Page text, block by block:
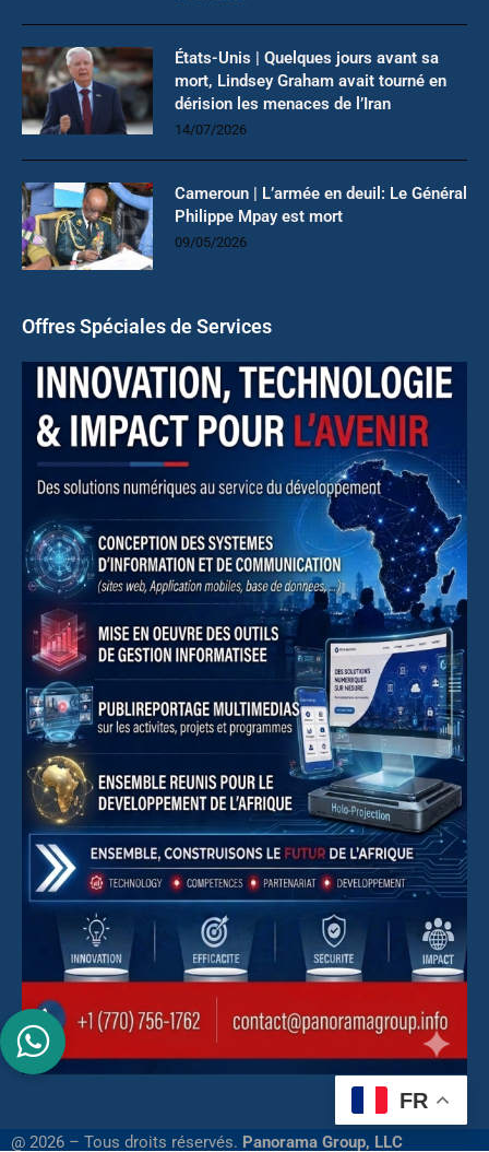
États-Unis | Quelques jours avant sa
mort, Lindsey Graham avait tourné en
dérision les menaces de l’Iran
14/07/2026
Cameroun | L’armée en deuil: Le Général
Philippe Mpay est mort
09/05/2026
Offres Spéciales de Services
@ 2026 – Tous droits réservés. Panorama Group, LLC
FR